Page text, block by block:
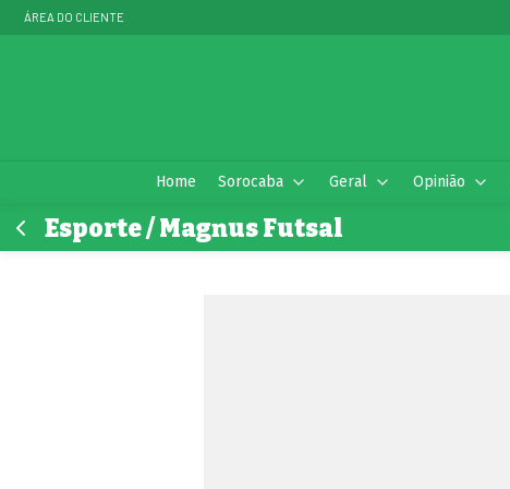
ÁREA DO CLIENTE
Home Sorocaba Geral Opinião
Esporte / Magnus Futsal